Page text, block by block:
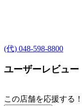
(代) 048-598-8800
ユーザーレビュー
この店舗を応援する！